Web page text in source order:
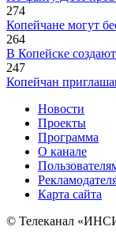
274
Копейчане могут
264
В Копейске
247
Копейчан
Новости
Проекты
Программа
О канале
Карта сайта
© Телеканал